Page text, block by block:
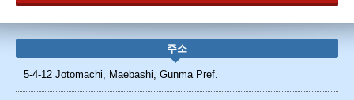
주소
5-4-12 Jotomachi, Maebashi, Gunma Pref.